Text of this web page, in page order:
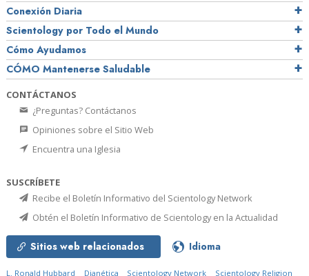
Conexión Diaria
Scientology por Todo el Mundo
Cómo Ayudamos
CÓMO Mantenerse Saludable
CONTÁCTANOS
¿Preguntas? Contáctanos
Opiniones sobre el Sitio Web
Encuentra una Iglesia
SUSCRÍBETE
Recibe el Boletín Informativo del Scientology Network
Obtén el Boletín Informativo de Scientology en la Actualidad
Sitios web relacionados Idioma
L. Ronald Hubbard Dianética Scientology Network Scientology Religion